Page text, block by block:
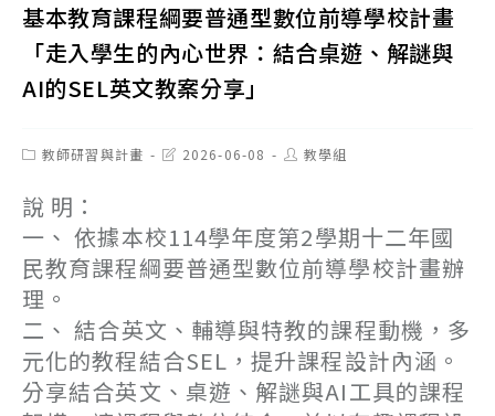
基本教育課程綱要普通型數位前導學校計畫
「走入學生的內心世界：結合桌遊、解謎與
AI的SEL英文教案分享」
Post教師研習與計畫
Post2026-06-08
Post教學組
說 明：
一、 依據本校114學年度第2學期十二年國
民教育課程綱要普通型數位前導學校計畫辦
理。
二、 結合英文、輔導與特教的課程動機，多
元化的教程結合SEL，提升課程設計內涵。
分享結合英文、桌遊、解謎與AI工具的課程